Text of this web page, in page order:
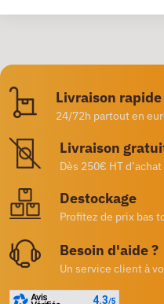
Livraison rapide
24/72h partout en
Livraison
Dès 250€ HT d’achat
Destockage
Profitez de prix bas
Besoin d'aide ?
Un service client à